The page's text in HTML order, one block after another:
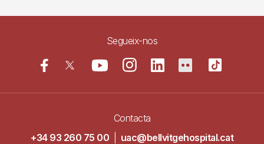
Segueix-nos
Contacta
+34 93 260 75 00
uac@bellvitgehospital.cat